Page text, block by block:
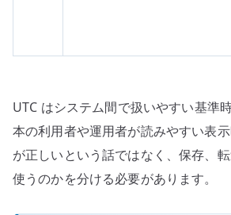
UTC はシステム間で扱いやすい基準
本の利用者や運用者が読みやすい表
が正しいという話ではなく、保存、
使うのかを分ける必要があります。